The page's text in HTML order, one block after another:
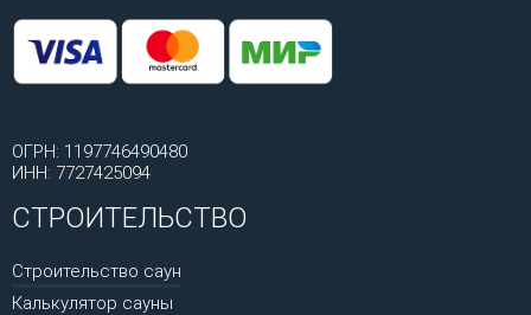
ОГРН: 1197746490480
ИНН: 7727425094
СТРОИТЕЛЬСТВО
Строительство саун
Калькулятор сауны